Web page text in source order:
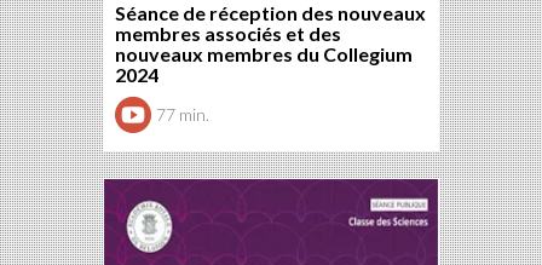
Séance de réception des nouveaux
membres associés et des
nouveaux membres du Collegium
2024
77 min.